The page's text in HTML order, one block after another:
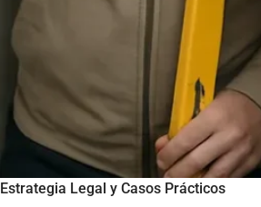
Estrategia Legal y Casos Prácticos